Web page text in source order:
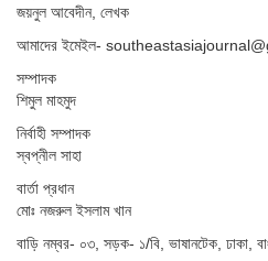
জয়নুল আবেদীন, লেখক
আমাদের ইমেইল-
সম্পাদক
শিমুল মাহমুদ
নির্বাহী সম্পাদক
স্বপ্নীল সাহা
বার্তা প্রধান
মোঃ নজরুল ইসলাম খান
বাড়ি নম্বর- ০৩, সড়ক- ১/বি, ভাষানটেক, ঢাকা,